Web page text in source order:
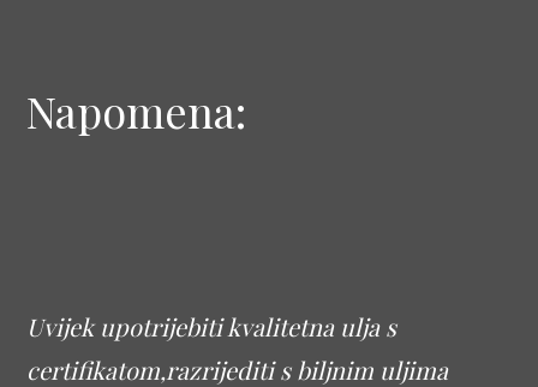
Napomena:
Uvijek upotrijebiti kvalitetna ulja s
certifikatom,razrijediti s biljnim uljima